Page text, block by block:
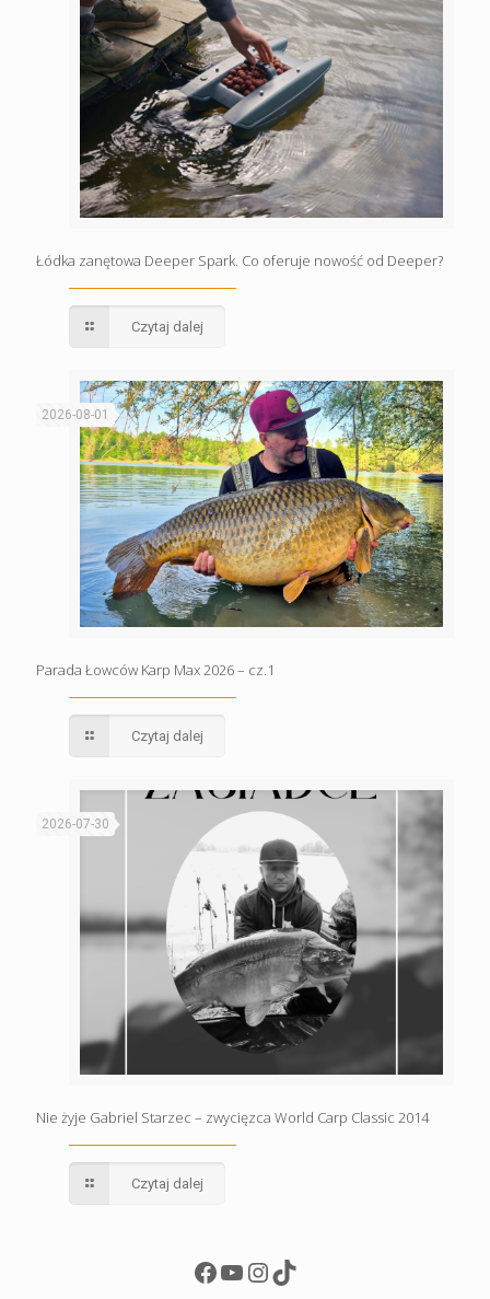
Łódka zanętowa Deeper Spark. Co oferuje nowość od Deeper?
Czytaj dalej
2026-08-01
Parada Łowców Karp Max 2026 – cz.1
Czytaj dalej
2026-07-30
Nie żyje Gabriel Starzec – zwycięzca World Carp Classic 2014
Czytaj dalej
Facebook
YouTube
Instagram
TikTok